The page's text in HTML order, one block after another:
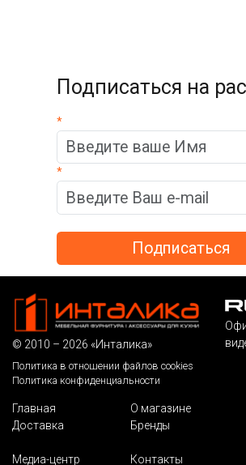
Подписаться на
*
*
© 2010 – 2026 «Инталика»
Политика в отношении файлов cookies
Политика конфиденциальности
Главная О магазине
Доставка
Бренды
Медиа-центр
Контакты